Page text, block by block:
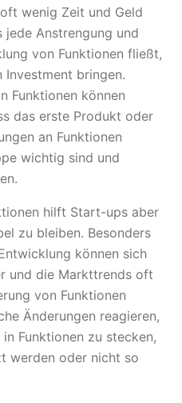
wenig Zeit und Geld
jede Anstrengung und
von Funktionen fließt,
Investment bringen.
Funktionen können
das erste Produkt oder
an Funktionen
wichtig sind und
hilft Start-ups aber
zu bleiben. Besonders
können sich
und die Markttrends oft
von Funktionen
Änderungen reagieren,
Funktionen zu stecken,
werden oder nicht so